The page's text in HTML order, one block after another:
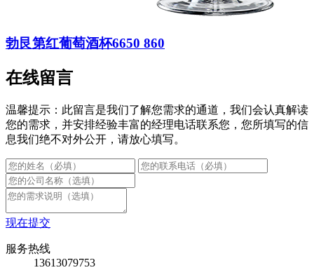
勃艮第红葡萄酒杯6650 860
在线留言
温馨提示：此留言是我们了解您需求的通道，我们会认真解读
您的需求，并安排经验丰富的经理电话联系您，您所填写的信
息我们绝不对外公开，请放心填写。
现在提交
服务热线
13613079753